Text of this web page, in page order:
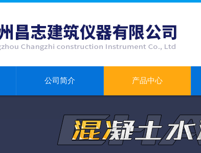
公司简介 产品中心